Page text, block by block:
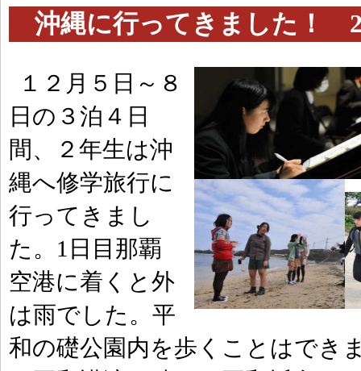
沖縄に行ってきました！
１２月５日～８
日の３泊４日
間、２年生は沖
縄へ修学旅行に
行ってきまし
た。1日目那覇
空港に着くと外
は雨でした。平
和の礎公園内を歩くことはでき